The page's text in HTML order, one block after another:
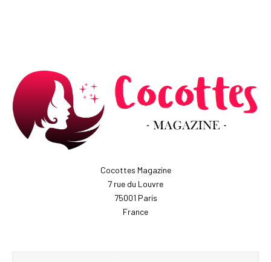
Cocottes Magazine
7 rue du Louvre
75001 Paris
France